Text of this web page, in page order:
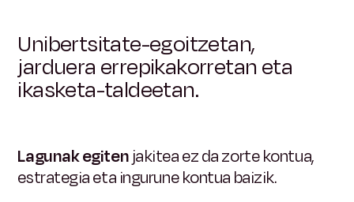
Unibertsitate-egoitzetan,
jarduera errepikakorretan eta
ikasketa-taldeetan.
Lagunak egiten jakiteaez da zorte kontua,
estrategia eta ingurune kontua baizik.